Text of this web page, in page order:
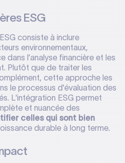
ESG
consiste à inclure
environnementaux,
dans l'analyse financière et les
Plutôt que de traiter les
cette approche les
le processus d'évaluation des
L'intégration ESG permet
et nuancée des
celles qui sont bien
durable à long terme.